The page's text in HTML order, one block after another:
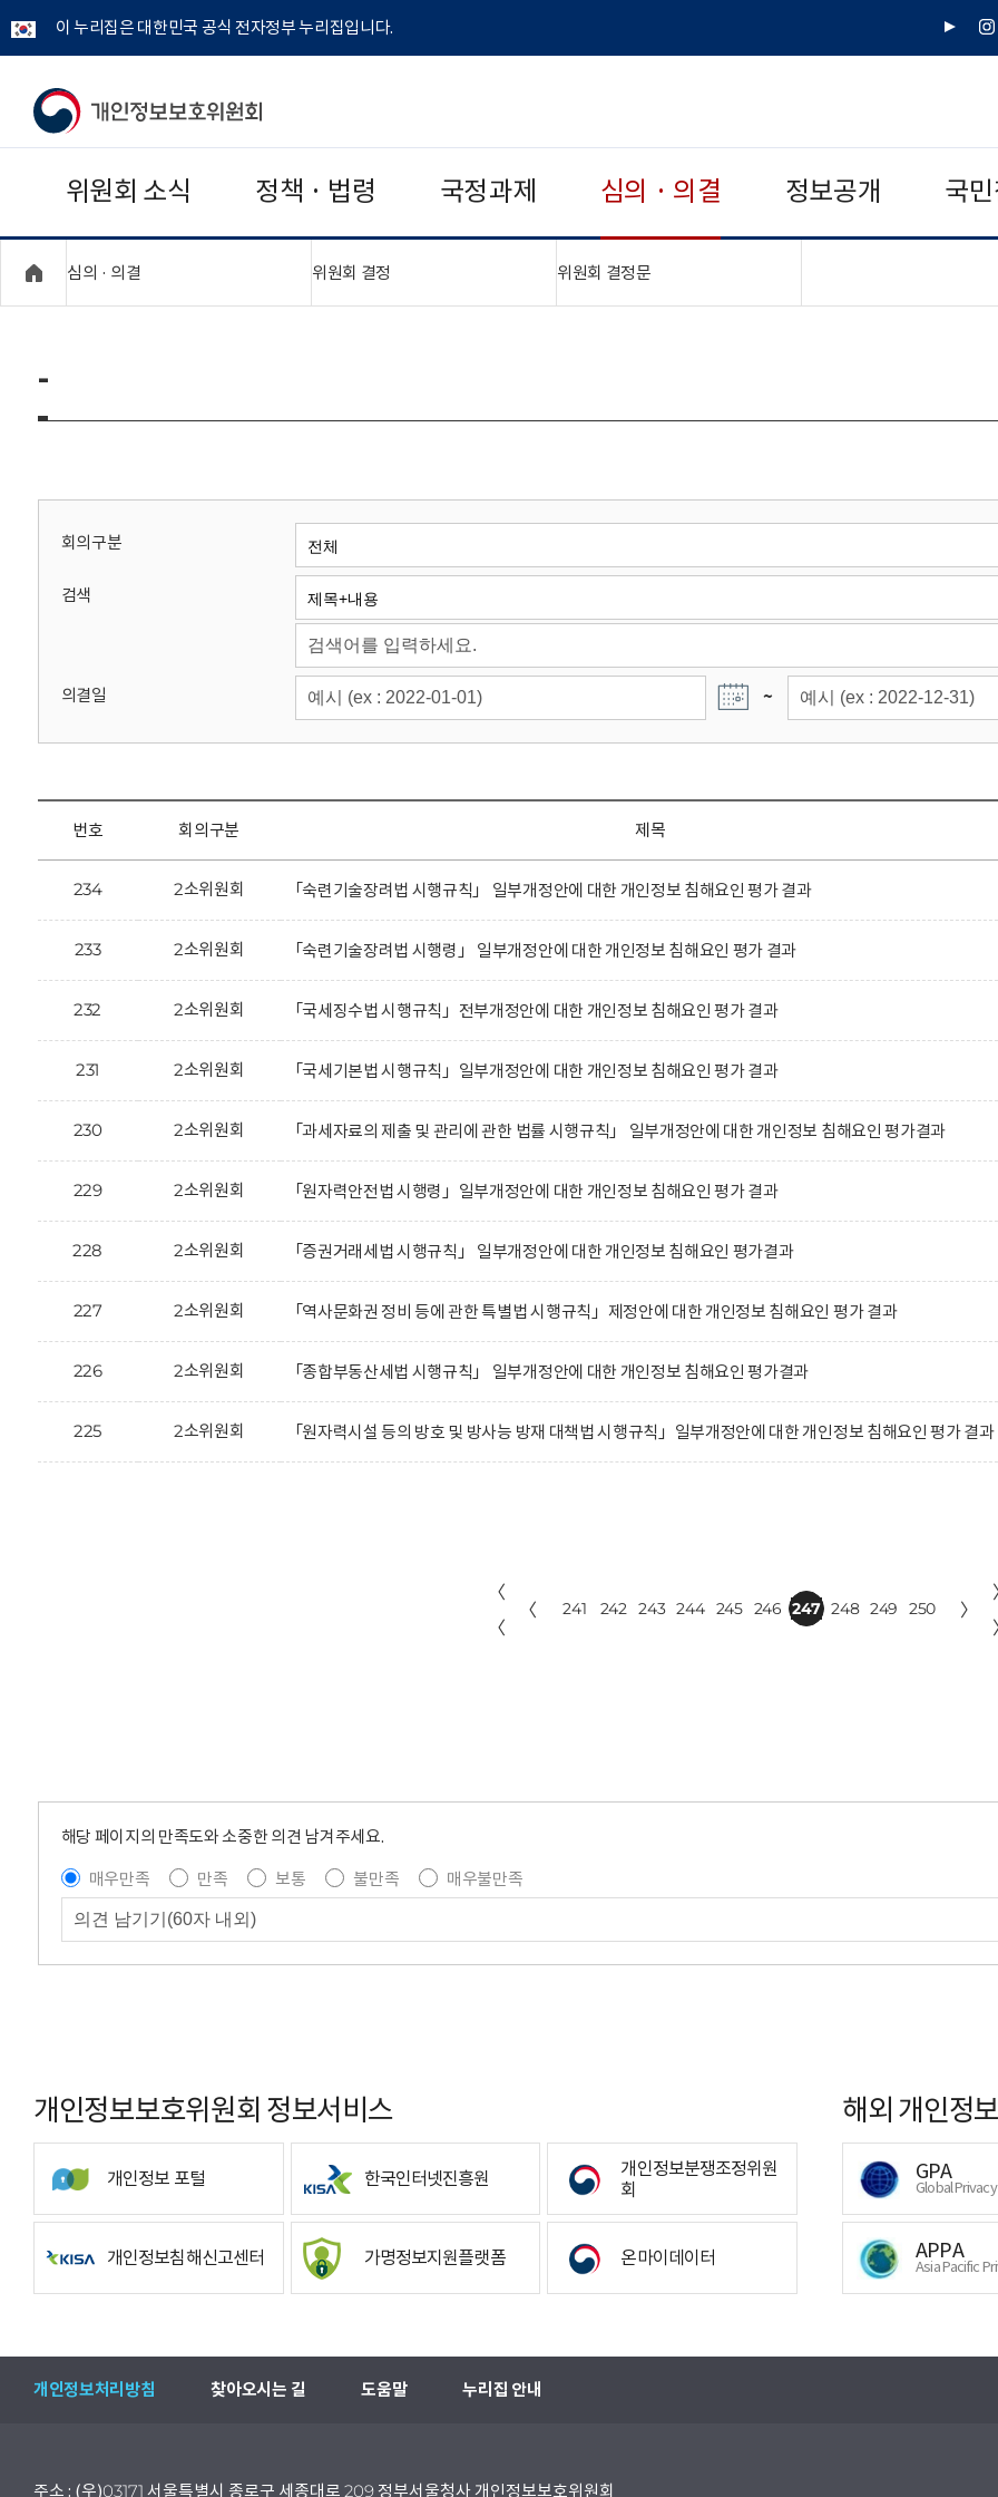
이 누리집은 대한민국 공식 전자정부 누리집입니다.
유
인
개
보
보
위
회
위원회 소식 정책 · 법령 국정과제 심의 · 의결 정보공개 국
심의 · 의결 위원회 결정 위원회 결정문"접기,펼치기"
-
회의구분
검색
의결일 ~
번호 회의구분 제목
234 2소위원회 「숙련기술장려법 시행규칙」 일부개정안에 대한 개인정보 침해요인 평가 결과
233 2소위원회 「숙련기술장려법 시행령」 일부개정안에 대한 개인정보 침해요인 평가 결과
232 2소위원회 「국세징수법 시행규칙」전부개정안에 대한 개인정보 침해요인 평가 결과
231 2소위원회 「국세기본법 시행규칙」일부개정안에 대한 개인정보 침해요인 평가 결과
230 2소위원회 「과세자료의 제출 및 관리에 관한 법률 시행규칙」 일부개정안에 대한 개인정보 침해요인 평가결과
229 2소위원회 「원자력안전법 시행령」일부개정안에 대한 개인정보 침해요인 평가 결과
228 2소위원회 「증권거래세법 시행규칙」 일부개정안에 대한 개인정보 침해요인 평가결과
227 2소위원회 「역사문화권 정비 등에 관한 특별법 시행규칙」제정안에 대한 개인정보 침해요인 평가 결과
226 2소위원회 「종합부동산세법 시행규칙」 일부개정안에 대한 개인정보 침해요인 평가결과
225 2소위원회 「원자력시설 등의 방호 및 방사능 방재 대책법 시행규칙」일부개정안에 대한 개인정보 침해요인 평가 결과
〈
〈
〈 241 242 243 244 245 246 247 248 249 250 〉
해당 페이지의 만족도와 소중한 의견 남겨주세요.
매우만족
만족 보통 불만족
매우불만족
개인정보보호위원회 정보서비스
개인정보 포털 한국인터넷진흥원
개인정보분쟁조정위원
회
개인정보침해신고센터 가명정보지원플랫폼 온마이데이터
해외 개인정
GPA
Global
APPA
Asia Pacific
개인정보처리방침 찾아오시는 길 도움말 누리집 안내
주소 : (우)03171 서울특별시 종로구 세종대로 209 정부서울청사 개인정보보호위원회